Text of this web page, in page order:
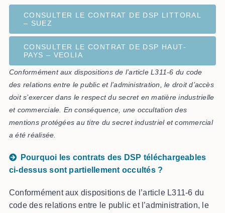
CONSULTER LE CONTRAT DE DSP LITTORAL
– SUEZ
CONSULTER LE CONTRAT DE DSP HAUT-
PAYS – VEOLIA
Conformément aux dispositions de l’article L311-6 du code
des relations entre le public et l’administration, le droit d’accès
doit s’exercer dans le respect du secret en matière industrielle
et commerciale. En conséquence, une occultation des
mentions protégées au titre du secret industriel et commercial
a été réalisée.
Pourquoi les contrats des DSP téléchargeables
ci-dessus sont partiellement occultés ?
Conformément aux dispositions de l’article L311-6 du
code des relations entre le public et l’administration, le